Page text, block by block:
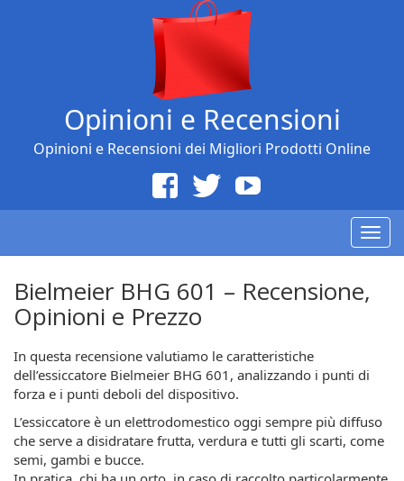
Opinioni e Recensioni
Opinioni e Recensioni dei Migliori Prodotti Online
Bielmeier BHG 601 – Recensione,
Opinioni e Prezzo
In questa recensione valutiamo le caratteristiche
dell’essiccatore Bielmeier BHG 601, analizzando i punti di
forza e i punti deboli del dispositivo.
L’essiccatore è un elettrodomestico oggi sempre più diffuso
che serve a disidratare frutta, verdura e tutti gli scarti, come
semi, gambi e bucce.